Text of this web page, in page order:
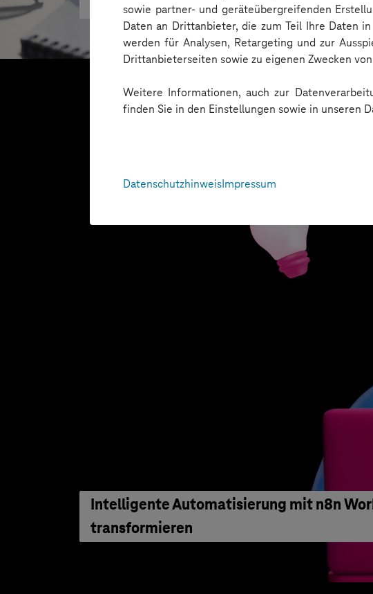
sowie partner- und geräteübergreifenden
Daten an Drittanbieter, die zum Teil Ihre Daten
werden für Analysen, Retargeting und zur
Drittanbieterseiten sowie zu eigenen Zwecken
Weitere Informationen, auch zur
finden Sie in den Einstellungen sowie in unseren
DatenschutzhinweisImpressum
Microsoft KI-Agenten: Wie
Intelligente Automatisierung mit n8n
transformieren